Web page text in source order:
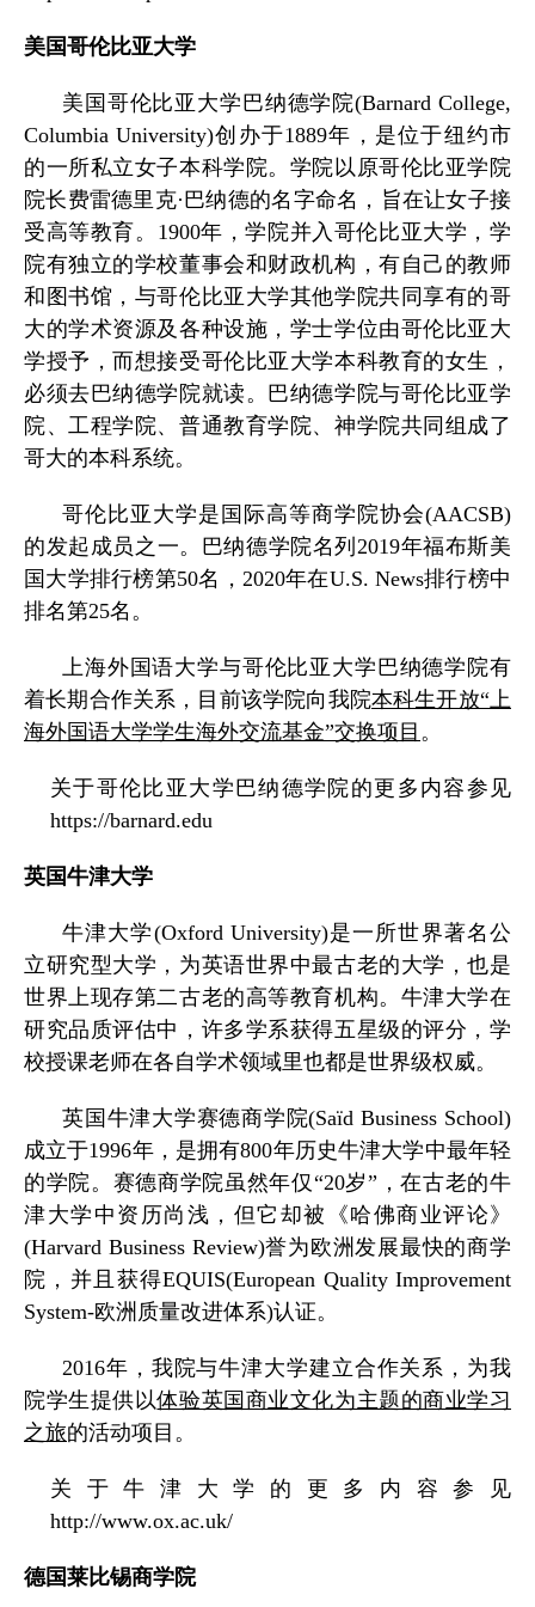
美国哥伦比亚大学
美国哥伦比亚大学巴纳德学院(Barnard College,
Columbia University)创办于1889年，是位于纽约市
的一所私立女子本科学院。学院以原哥伦比亚学院
院长费雷德里克·巴纳德的名字命名，旨在让女子接
受高等教育。 1900年，学院并入哥伦比亚大学，学
院有独立的学校董事会和财政机构，有自己的教师
和图书馆，与哥伦比亚大学其他学院共同享有的哥
大的学术资源及各种设施，学士学位由哥伦比亚大
学授予，而想接受哥伦比亚大学本科教育的女生，
必须去巴纳德学院就读。巴纳德学院与哥伦比亚学
院、工程学院、普通教育学院、神学院共同组成了
哥大的本科系统。
哥伦比亚大学是国际高等商学院协会(AACSB)
的发起成员之一。巴纳德学院名列 2019年福布斯美
国大学排行榜第50名， 2020年在U.S. News排行榜中
排名第25名。
上海外国语大学与哥伦比亚大学巴纳德学院有
着长期合作关系，目前该学院向我院本科生开放“上
海外国语大学学生海外交流基金”交换项目 。
关于哥伦比亚大学巴纳德学院的更多内容参见
https://barnard.edu
英国牛津大学
牛津大学(Oxford University)是一所世界著名公
立研究型大学，为英语世界中最古老的大学，也是
世界上现存第二古老的高等教育机构。牛津大学在
研究品质评估中，许多学系获得五星级的评分，学
校授课老师在各自学术领域里也都是世界级权威。
英国牛津大学赛德商学院(Saïd Business School)
成立于1996年，是拥有800年历史牛津大学中最年轻
的学院。赛德商学院虽然年仅“20岁”，在古老的牛
津大学中资历尚浅，但它却被《哈佛商业评论》
(Harvard Business Review)誉为欧洲发展最快的商学
院，并且获得EQUIS(European Quality Improvement
System-欧洲质量改进体系)认证。
2016年，我院与牛津大学建立合作关系，为我
院学生提供以体验英国商业文化为主题的商业学习
之旅的活动项目。
关于牛津大学的更多内容参见
http://www.ox.ac.uk/
德国莱比锡商学院